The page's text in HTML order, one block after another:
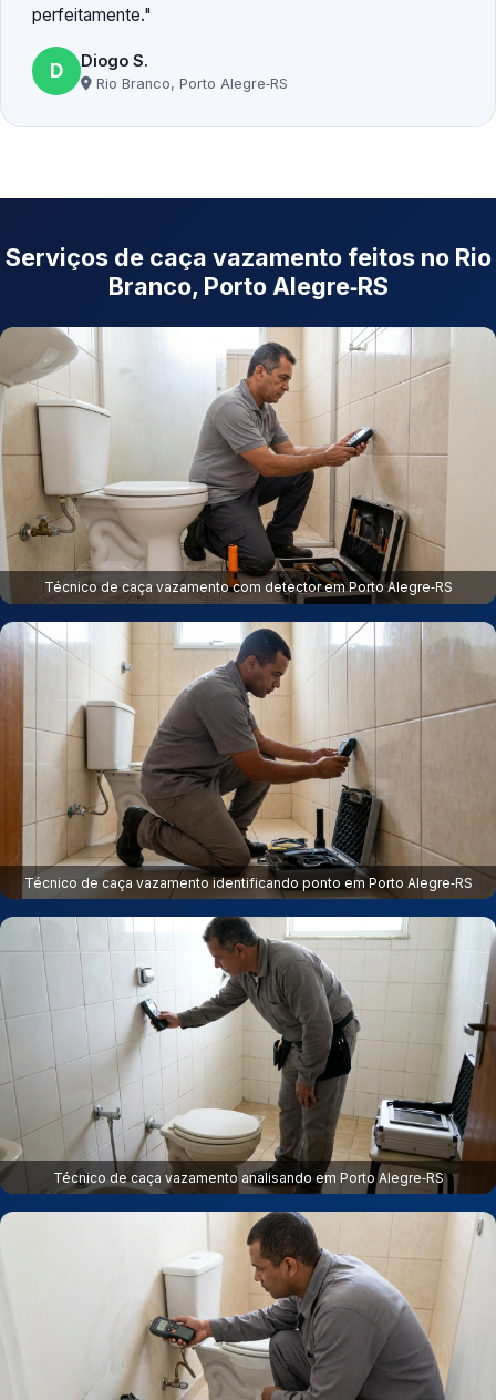
perfeitamente.
D Diogo S.
Rio Branco, Porto Alegre‑RS
Serviços de caça vazamento feitos no Rio
Branco, Porto Alegre‑RS
Técnico de caça vazamento com detector em Porto Alegre‑RS
Técnico de caça vazamento identificando ponto em Porto Alegre‑RS
Técnico de caça vazamento analisando em Porto Alegre‑RS